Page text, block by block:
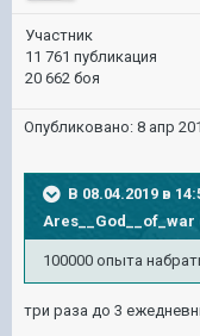
Участник
11 761 публикация
20 662 боя
Опубликовано: 8 апр
В 08.04.2019 в
Ares__God__of_war
100000 опыта
три раза до 3